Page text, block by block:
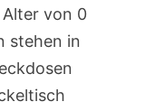
von 0
stehen in